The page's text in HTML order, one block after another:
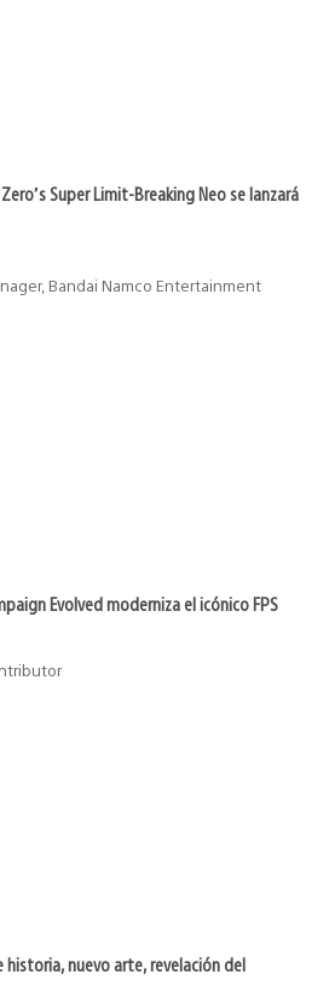
Super Limit-Breaking Neo se lanzará
Bandai Namco Entertainment
Evolved moderniza el icónico FPS
historia, nuevo arte, revelación del